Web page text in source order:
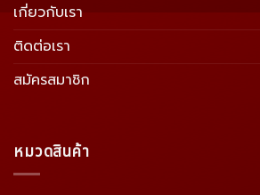
เกี่ยวกับเรา
ติดต่อเรา
สมัครสมาชิก
หมวดสินค้า